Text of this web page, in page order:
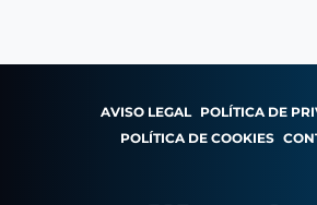
AVISO LEGAL POLÍTICA DE
POLÍTICA DE COOKIES